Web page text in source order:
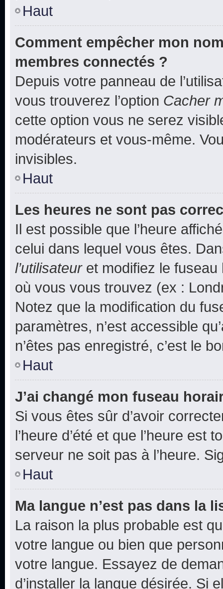
Haut
Comment empêcher mon
membres connectés ?
Depuis votre panneau de
vous trouverez l’option Cacher
cette option vous ne serez
modérateurs et vous-même.
invisibles.
Haut
Les heures ne sont pas
Il est possible que l’heure
celui dans lequel vous êtes.
l’utilisateuret modifiez le fuseau
où vous vous trouvez (ex :
Notez que la modification du
paramètres, n’est accessible
n’êtes pas enregistré, c’est le
Haut
J’ai changé mon fuseau
Si vous êtes sûr d’avoir
l’heure d’été et que l’heure est
serveur ne soit pas à l’heure.
Haut
Ma langue n’est pas dans la
La raison la plus probable est
votre langue ou bien que
votre langue. Essayez de
d’installer la langue désirée. Si